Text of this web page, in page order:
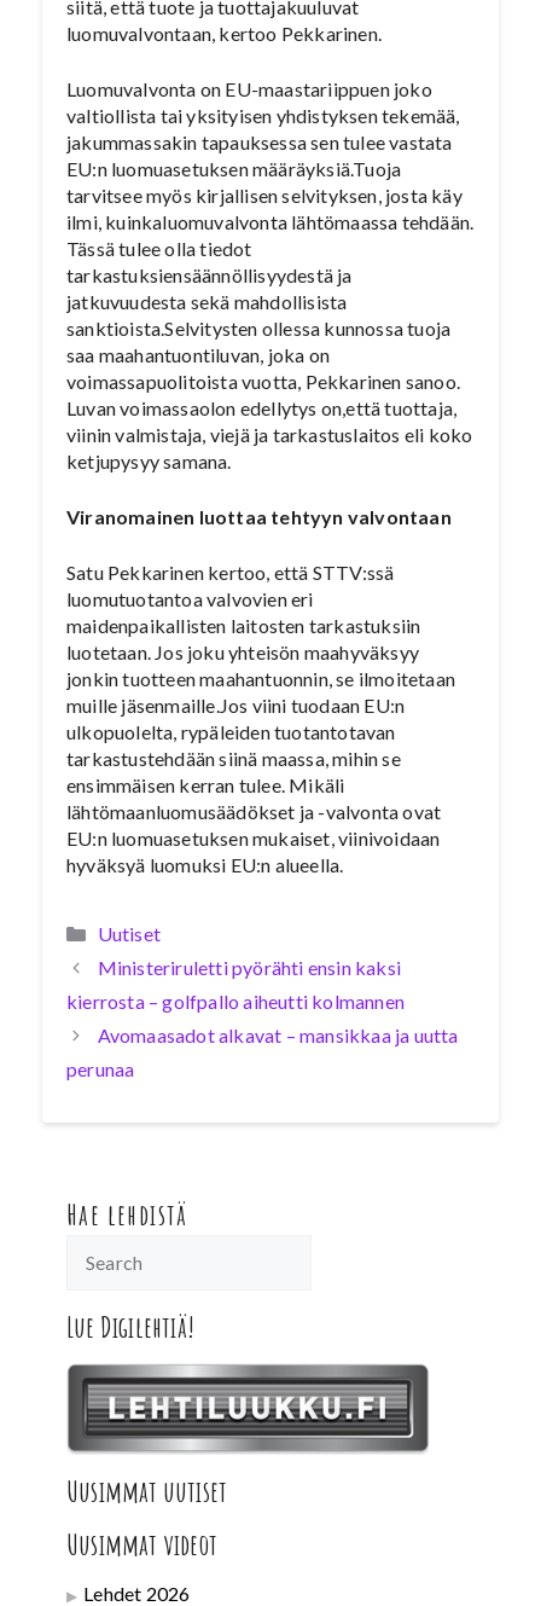
siitä, että tuote ja tuottajakuuluvat
luomuvalvontaan, kertoo Pekkarinen.
Luomuvalvonta on EU-maastariippuen joko
valtiollista tai yksityisen yhdistyksen tekemää,
jakummassakin tapauksessa sen tulee vastata
EU:n luomuasetuksen määräyksiä.Tuoja
tarvitsee myös kirjallisen selvityksen, josta käy
ilmi, kuinkaluomuvalvonta lähtömaassa tehdään.
Tässä tulee olla tiedot
tarkastuksiensäännöllisyydestä ja
jatkuvuudesta sekä mahdollisista
sanktioista.Selvitysten ollessa kunnossa tuoja
saa maahantuontiluvan, joka on
voimassapuolitoista vuotta, Pekkarinen sanoo.
Luvan voimassaolon edellytys on,että tuottaja,
viinin valmistaja, viejä ja tarkastuslaitos eli koko
ketjupysyy samana.
Viranomainen luottaa tehtyyn valvontaan
Satu Pekkarinen kertoo, että STTV:ssä
luomutuotantoa valvovien eri
maidenpaikallisten laitosten tarkastuksiin
luotetaan. Jos joku yhteisön maahyväksyy
jonkin tuotteen maahantuonnin, se ilmoitetaan
muille jäsenmaille.Jos viini tuodaan EU:n
ulkopuolelta, rypäleiden tuotantotavan
tarkastustehdään siinä maassa, mihin se
ensimmäisen kerran tulee. Mikäli
lähtömaanluomusäädökset ja -valvonta ovat
EU:n luomuasetuksen mukaiset, viinivoidaan
hyväksyä luomuksi EU:n alueella.
Kategoriat
Uutiset
Ministeriruletti pyörähti ensin kaksi
kierrosta – golfpallo aiheutti kolmannen
Avomaasadot alkavat – mansikkaa ja uutta
perunaa
Hae lehdistä
Lue Digilehtiä!
Uusimmat uutiset
Uusimmat videot
Lehdet 2026